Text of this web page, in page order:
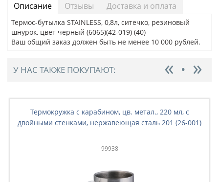
Описание Отзывы Доставка и оплата
Термос-бутылка STAINLESS, 0,8л, ситечко, резиновый
шнурок, цвет черный (6065)(42-019) (40)
Ваш общий заказ должен быть не менее 10 000 рублей.
У НАС ТАКЖЕ ПОКУПАЮТ:
Термокружка с карабином, цв. метал., 220 мл, с
двойными стенками, нержавеющая сталь 201 (26-001)
99938